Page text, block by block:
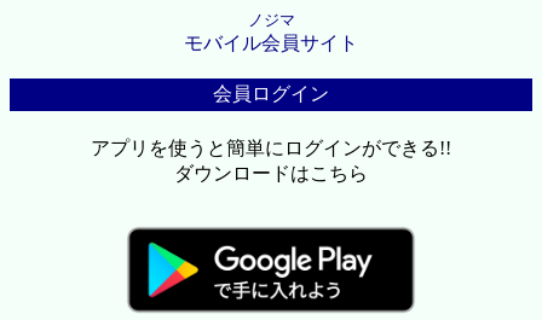
ノジマ
モバイル会員サイト
会員ログイン
アプリを使うと簡単にログインができる!!
ダウンロードはこちら